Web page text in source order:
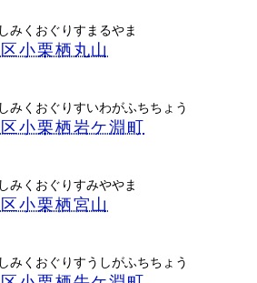
みくおぐりすまるやま
小栗栖丸山
みくおぐりすいわがふちちょう
小栗栖岩ケ淵町
みくおぐりすみややま
小栗栖宮山
みくおぐりすうしがふちちょう